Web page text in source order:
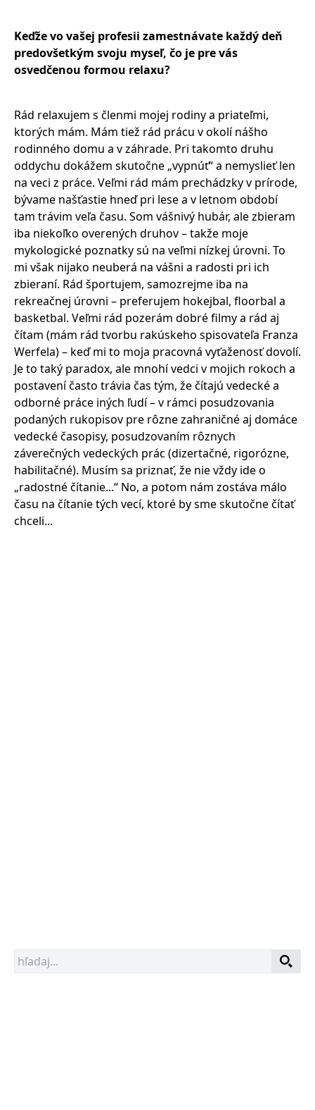
Keďže vo vašej profesii zamestnávate každý deň
predovšetkým svoju myseľ, čo je pre vás
osvedčenou formou relaxu?
Rád relaxujem s členmi mojej rodiny a priateľmi,
ktorých mám. Mám tiež rád prácu v okolí nášho
rodinného domu a v záhrade. Pri takomto druhu
oddychu dokážem skutočne „vypnúť“ a nemyslieť len
na veci z práce. Veľmi rád mám prechádzky v prírode,
bývame našťastie hneď pri lese a v letnom období
tam trávim veľa času. Som vášnivý hubár, ale zbieram
iba niekoľko overených druhov – takže moje
mykologické poznatky sú na veľmi nízkej úrovni. To
mi však nijako neuberá na vášni a radosti pri ich
zbieraní. Rád športujem, samozrejme iba na
rekreačnej úrovni – preferujem hokejbal, floorbal a
basketbal. Veľmi rád pozerám dobré filmy a rád aj
čítam (mám rád tvorbu rakúskeho spisovateľa Franza
Werfela) – keď mi to moja pracovná vyťaženosť dovolí.
Je to taký paradox, ale mnohí vedci v mojich rokoch a
postavení často trávia čas tým, že čítajú vedecké a
odborné práce iných ľudí – v rámci posudzovania
podaných rukopisov pre rôzne zahraničné aj domáce
vedecké časopisy, posudzovaním rôznych
záverečných vedeckých prác (dizertačné, rigorózne,
habilitačné). Musím sa priznať, že nie vždy ide o
„radostné čítanie...“ No, a potom nám zostáva málo
času na čítanie tých vecí, ktoré by sme skutočne čítať
chceli...